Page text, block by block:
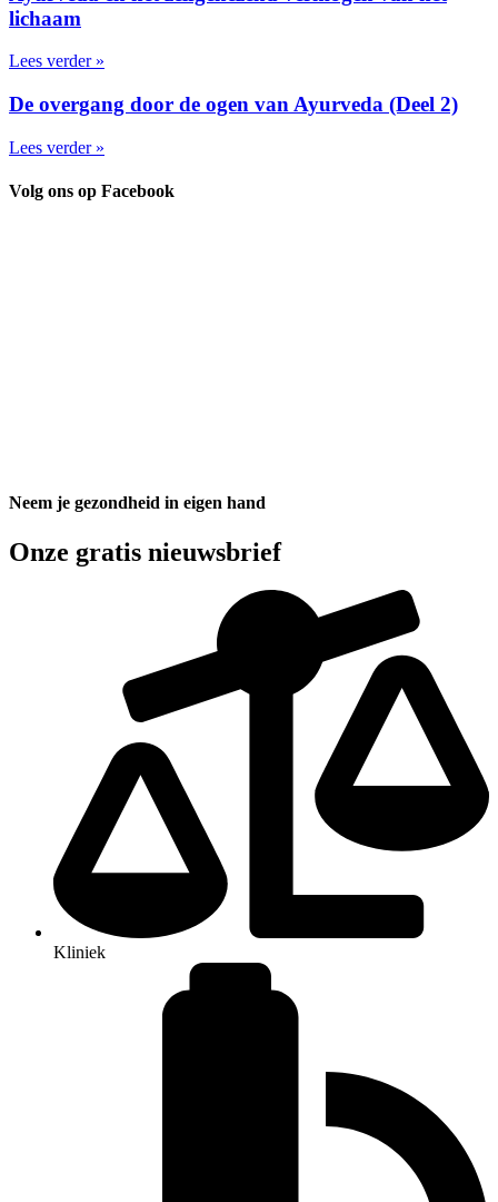
lichaam
Lees verder »
De overgang door de ogen van Ayurveda (Deel 2)
Lees verder »
Volg ons op Facebook
Neem je gezondheid in eigen hand
Onze gratis nieuwsbrief
Kliniek